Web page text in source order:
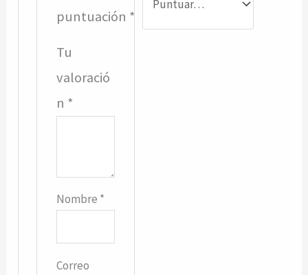
puntuación *
Tu
valoració
n *
Nombre *
Correo